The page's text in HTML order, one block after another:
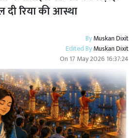
दी रिया की आस्था
ByMuskan Dixit
Edited ByMuskan Dixit
On 17 May 2026 16:37:24